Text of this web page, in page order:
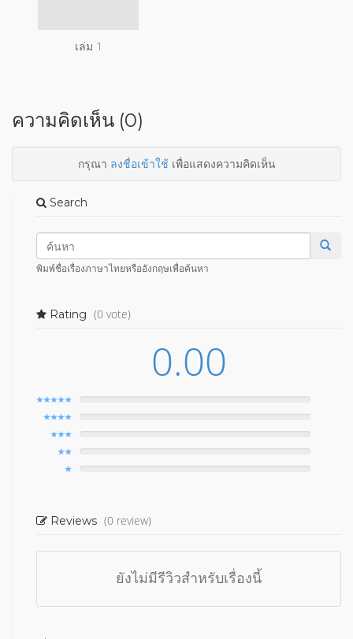
เล่ม 1
ความคิดเห็น (0)
กรุณา ลงชื่อเข้าใช้เพื่อแสดงความคิดเห็น
Search
พิมพ์ชื่อเรื่องภาษาไทยหรืออังกฤษเพื่อค้นหา
Rating (0 vote)
0.00
Reviews (0 review)
ยังไม่มีรีวิวสำหรับเรื่องนี้